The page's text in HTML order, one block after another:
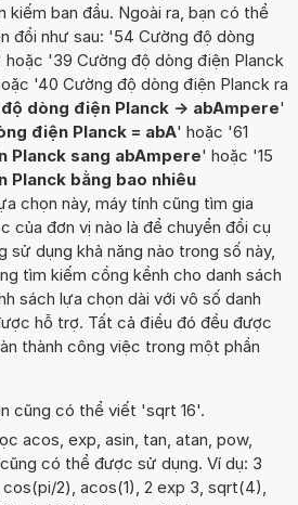
kiếm ban đầu. Ngoài ra, bạn có thể
đổi như sau: '54 Cường độ dòng
hoặc '39 Cường độ dòng điện Planck
'40 Cường độ dòng điện Planck ra
dòng điện Planck -> abAmpere'
điện Planck = abA' hoặc '61
Planck sang abAmpere' hoặc '15
Planck bằng bao nhiêu
chọn này, máy tính cũng tìm gia
của đơn vị nào là để chuyển đổi cụ
sử dụng khả năng nào trong số này,
tìm kiếm cồng kềnh cho danh sách
sách lựa chọn dài với vô số danh
hỗ trợ. Tất cả điều đó đều được
thành công việc trong một phần
cũng có thể viết 'sqrt 16'.
acos, exp, asin, tan, atan, pow,
có thể được sử dụng. Ví dụ: 3
2), acos(1), 2 exp 3, sqrt(4),